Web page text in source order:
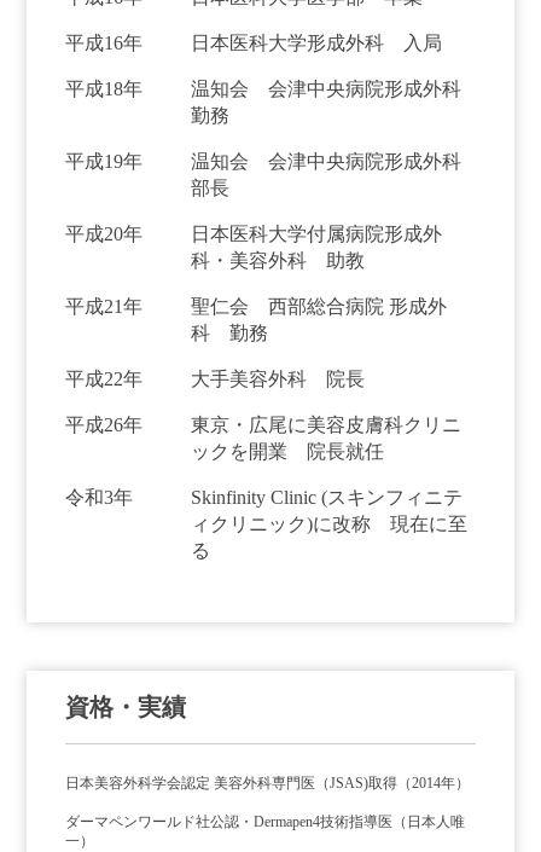
平成16年 日本医科大学形成外科 入局
平成18年
温知会 会津中央病院形成外科
勤務
平成19年
温知会 会津中央病院形成外科
部長
平成20年
日本医科大学付属病院形成外
科・美容外科 助教
平成21年
聖仁会 西部総合病院 形成外
科 勤務
平成22年 大手美容外科 院長
平成26年
東京・広尾に美容皮膚科クリニ
ックを開業 院長就任
令和3年
Skinfinity Clinic (スキンフィニテ
ィクリニック)に改称 現在に至
る
資格・実績
日本美容外科学会認定 美容外科専門医（JSAS)取得（2014年）
ダーマペンワールド社公認・Dermapen4技術指導医（日本人唯
一）